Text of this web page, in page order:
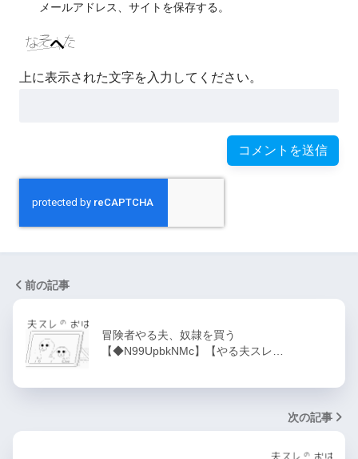
メールアドレス、サイトを保存する。
上に表示された文字を入力してください。
前の記事
冒険者やる夫、奴隷を買う
【◆N99UpbkNMc】【やる夫スレ…
次の記事